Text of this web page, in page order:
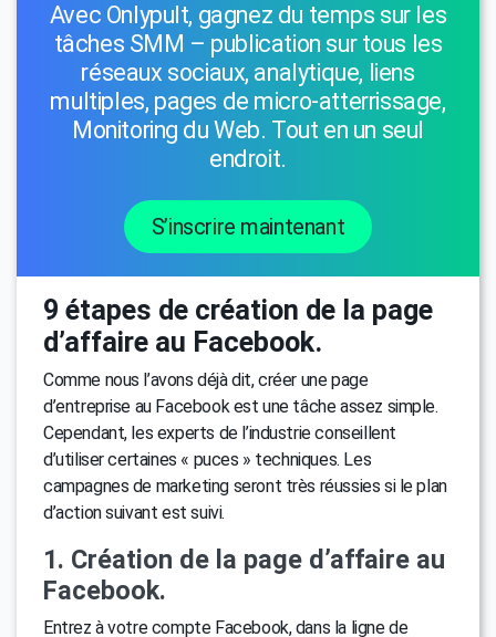
Avec Onlypult, gagnez du temps sur les
tâches SMM – publication sur tous les
réseaux sociaux, analytique, liens
multiples, pages de micro-atterrissage,
Monitoring du Web. Tout en un seul
endroit.
S’inscrire maintenant
9 étapes de création de la page
d’affaire au Facebook.
Comme nous l’avons déjà dit, créer une page
d’entreprise au Facebook est une tâche assez simple.
Cependant, les experts de l’industrie conseillent
d’utiliser certaines « puces » techniques. Les
campagnes de marketing seront très réussies si le plan
d’action suivant est suivi.
1. Création de la page d’affaire au
Facebook.
Entrez à votre compte Facebook, dans la ligne de